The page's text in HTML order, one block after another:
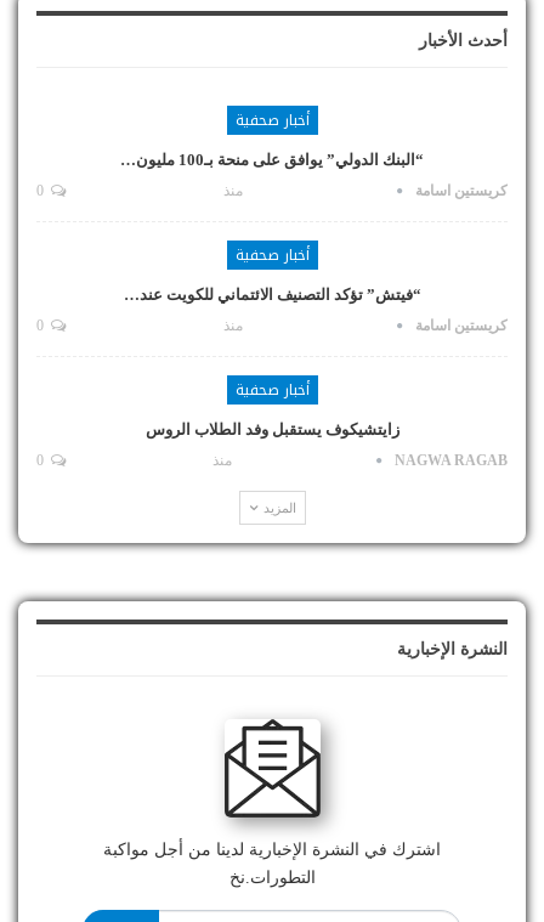
أحدث الأخبار
أخبار صحفية
“البنك الدولي” يوافق على منحة بـ100 مليون…
كريستين اسامة منذ
أخبار صحفية
“فيتش” تؤكد التصنيف الائتماني للكويت عند…
كريستين اسامة منذ
أخبار صحفية
زايتشيكوف يستقبل وفد الطلاب الروس
NAGWA RAGAB منذ
المزيد
النشرة الإخبارية
اشترك في النشرة الإخبارية لدينا من أجل مواكبة
التطورات.نخ